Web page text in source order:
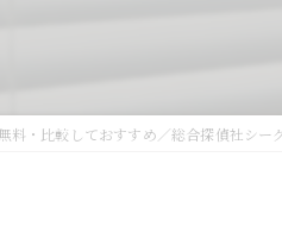
・比較しておすすめ／総合探偵社シー